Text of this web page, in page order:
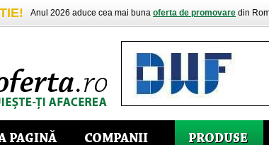
Anul 2026 aduce cea mai buna oferta de promovare din